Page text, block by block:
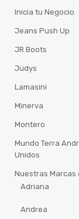
Inicia tu Negocio
Jeans Push Up
JR Boots
Judys
Lamasini
Minerva
Montero
Mundo Terra
Unidos
Nuestras Marcas
Adriana
Andrea